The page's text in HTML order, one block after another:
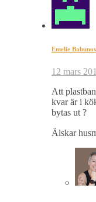
Emelie
12 mars
Att
kvar är i
bytas ut ?
Älskar